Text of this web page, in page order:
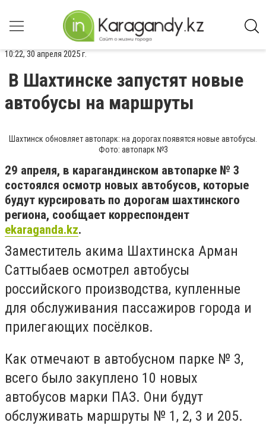
10:22, 30 апреля 2025 г.
В Шахтинске запустят новые
автобусы на маршруты
Шахтинск обновляет автопарк: на дорогах появятся новые автобусы.
Фото: автопарк №3
29 апреля, в карагандинском автопарке № 3
состоялся осмотр новых автобусов, которые
будут курсировать по дорогам шахтинского
региона, сообщает корреспондент
ekaraganda.kz.
Заместитель акима Шахтинска Арман
Саттыбаев осмотрел автобусы
российского производства, купленные
для обслуживания пассажиров города и
прилегающих посёлков.
Как отмечают в автобусном парке № 3,
всего было закуплено 10 новых
автобусов марки ПАЗ. Они будут
обслуживать маршруты № 1, 2, 3 и 205.